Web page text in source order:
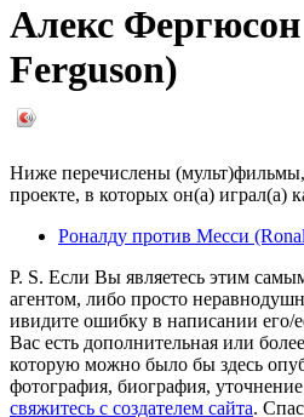
Алекс
Ferguson)
Ниже перечислены
проекте, в которых он(а) играл(а)
Роналду против Месси
P. S. Если Вы являетесь этим
агентом, либо просто
ивидите ошибку в написании его/
Вас есть дополнительная или
которую можно было бы здесь
фотография, биография,
свяжитесь с создателем сайта.